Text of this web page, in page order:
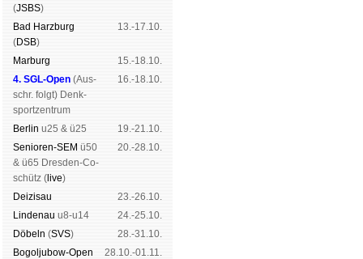
(JSBS)
Bad Harz­burg
(DSB)
13.-17.10.
Mar­burg
15.-18.10.
4. SGL-Open (Aus­
schr. folgt) Denk­
sport­zen­trum
16.-18.10.
Ber­lin u25 & ü25
19.-21.10.
Senioren-SEM ü50
& ü65 Dres­den-Co­
schütz ( live)
20.-28.10.
Dei­zi­sau
23.-26.10.
Lin­de­nau u8-u14
24.-25.10.
Dö­beln (SVS)
28.-31.10.
Bogoljubow-Open
28.10.-01.11.